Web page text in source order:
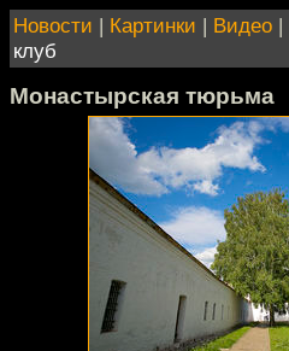
Новости | Картинки | Видео |
клуб
Монастырская тюрьма